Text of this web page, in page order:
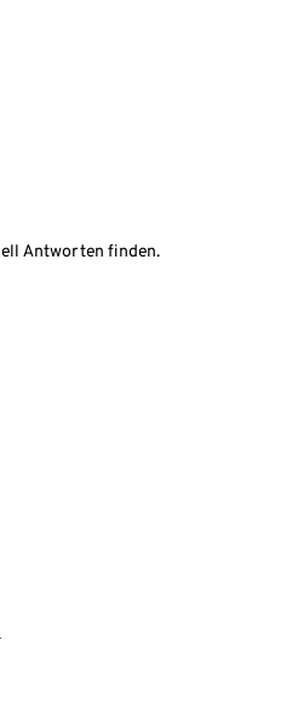
Antworten finden.